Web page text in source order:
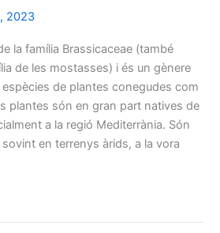
2023
la família Brassicaceae (també
de les mostasses) i és un gènere
de plantes conegudes com
plantes són en gran part natives de
a la regió Mediterrània. Són
en terrenys àrids, a la vora